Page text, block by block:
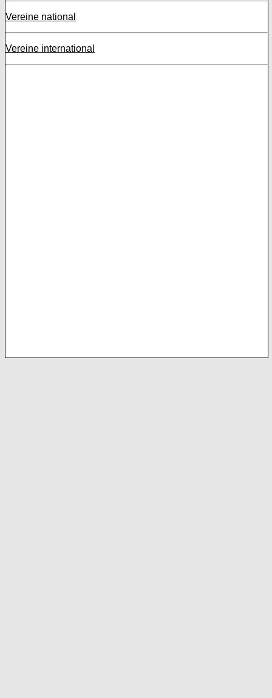
Vereine national
Vereine international